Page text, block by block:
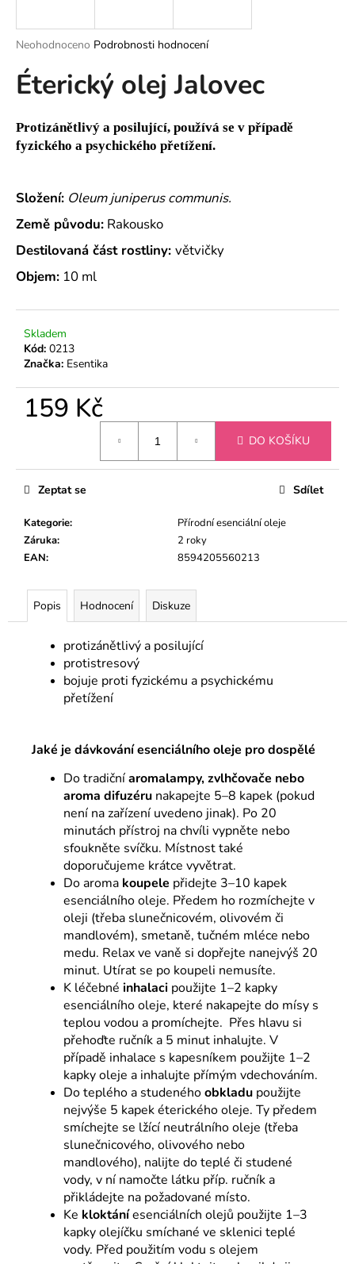
Průměrné
produktu
je
z
5
hvězdiček.
Neohodnoceno Podrobnosti hodnocení
Éterický olej Jalovec
Protizánětlivý a posilující, používá se v případě
fyzického a psychického přetížení.
Složení: Oleum juniperus communis.
Země původu: Rakousko
Destilovaná část rostliny: větvičky
Objem: 10 ml
Skladem
Kód: 0213
Značka: Esentika
159 Kč
DO KOŠÍKU
Kategorie:
Přírodní esenciální oleje
Záruka:
2 roky
EAN: 8594205560213
Zeptat se Sdílet
Popis Hodnocení Diskuze
protizánětlivý a posilující
protistresový
bojuje proti fyzickému a psychickému
přetížení
Jaké je dávkování esenciálního oleje pro dospělé
Do tradičníaromalampy, zvlhčovače nebo
aroma difuzéru nakapejte 5–8 kapek (pokud
není na zařízení uvedeno jinak). Po 20
minutách přístroj na chvíli vypněte nebo
sfoukněte svíčku. Místnost také
doporučujeme krátce vyvětrat.
Do aroma koupele přidejte 3–10 kapek
esenciálního oleje. Předem ho rozmíchejte v
oleji (třeba slunečnicovém, olivovém či
mandlovém), smetaně, tučném mléce nebo
medu. Relax ve vaně si dopřejte nanejvýš 20
minut. Utírat se po koupeli nemusíte.
K léčebné inhalaci použijte 1–2 kapky
esenciálního oleje, které nakapejte do mísy s
teplou vodou a promíchejte. Přes hlavu si
přehoďte ručník a 5 minut inhalujte. V
případě inhalace s kapesníkem použijte 1–2
kapky oleje a inhalujte přímým vdechováním.
Do teplého a studenéhoobkladu použijte
nejvýše 5 kapek éterického oleje. Ty předem
smíchejte se lžící neutrálního oleje (třeba
slunečnicového, olivového nebo
mandlového), nalijte do teplé či studené
vody, v ní namočte látku příp. ručník a
přikládejte na požadované místo.
Ke kloktáníesenciálních olejů použijte 1–3
kapky olejíčku smíchané ve sklenici teplé
vody. Před použitím vodu s olejem
j
t
D
o
p
o
u
j
ÉTERICKÝ
SKOŘICE
179
Kč